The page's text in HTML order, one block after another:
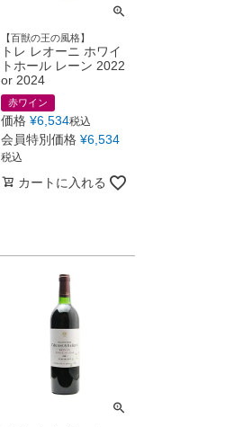
【百獣の王の風格】
トレ レオーニ ホワイ
トホール レーン 2022
or 2024
赤ワイン
価格 ¥6,534税込
会員特別価格 ¥6,534
税込
カートに入れる